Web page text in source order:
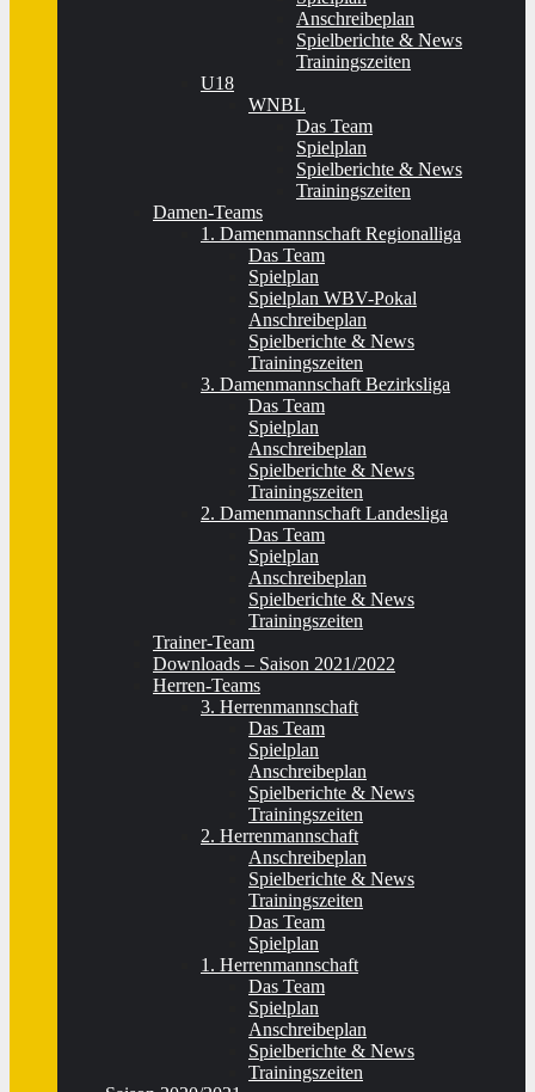
Anschreibeplan
Spielberichte & News
Trainingszeiten
U18
WNBL
Das Team
Spielplan
Spielberichte & News
Trainingszeiten
Damen-Teams
1. Damenmannschaft Regionalliga
Das Team
Spielplan
Spielplan WBV-Pokal
Anschreibeplan
Spielberichte & News
Trainingszeiten
3. Damenmannschaft Bezirksliga
Das Team
Spielplan
Anschreibeplan
Spielberichte & News
Trainingszeiten
2. Damenmannschaft Landesliga
Das Team
Spielplan
Anschreibeplan
Spielberichte & News
Trainingszeiten
Trainer-Team
Downloads – Saison 2021/2022
Herren-Teams
3. Herrenmannschaft
Das Team
Spielplan
Anschreibeplan
Spielberichte & News
Trainingszeiten
2. Herrenmannschaft
Anschreibeplan
Spielberichte & News
Trainingszeiten
Das Team
Spielplan
1. Herrenmannschaft
Das Team
Spielplan
Anschreibeplan
Spielberichte & News
Trainingszeiten